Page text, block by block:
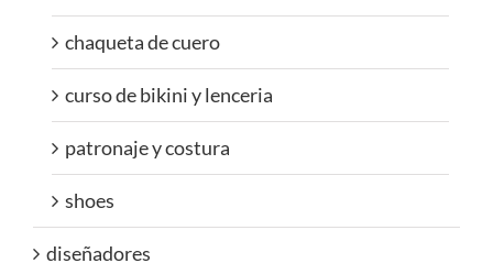
chaqueta de cuero
curso de bikini y lenceria
patronaje y costura
shoes
diseñadores